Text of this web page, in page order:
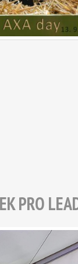
PRO